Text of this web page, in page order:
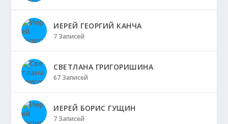
ИЕРЕЙ ГЕОРГИЙ КАНЧА
7 Записей
СВЕТЛАНА ГРИГОРИШИНА
67 Записей
ИЕРЕЙ БОРИС ГУЩИН
7 Записей